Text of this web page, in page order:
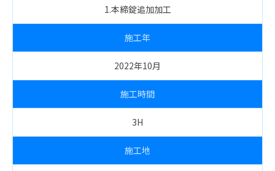
1.本締錠追加加工
施工年
2022年10月
施工時間
3H
施工地